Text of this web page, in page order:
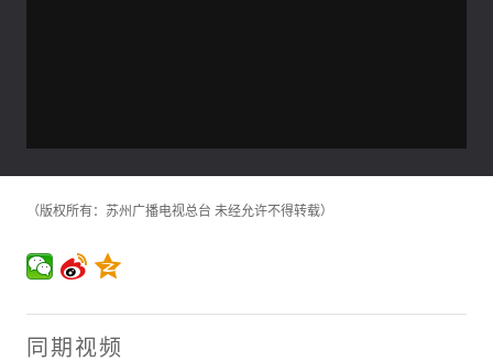
（版权所有：苏州广播电视总台 未经允许不得转载）
同期视频